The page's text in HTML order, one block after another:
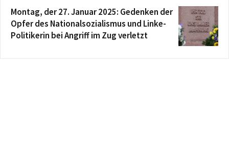
Montag, der 27. Januar 2025: Gedenken der
Opfer des Nationalsozialismus und Linke-
Politikerin bei Angriff im Zug verletzt